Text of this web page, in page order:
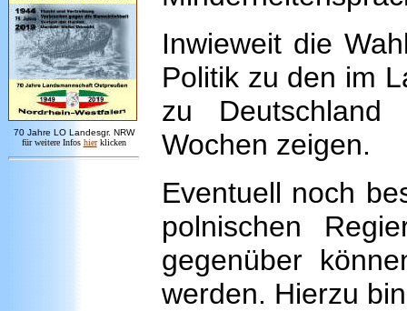
70 Jahre LO Landesgr. NRW
für weitere Infos hier klicken
Inwieweit die
Politik zu den im
zu Deutschland
Wochen zeigen.
Eventuell noch
polnischen
gegenüber
werden. Hierzu